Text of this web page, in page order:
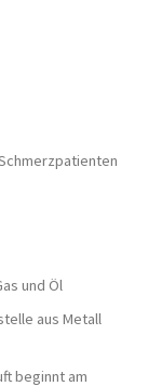
und Öl
aus Metall
beginnt am